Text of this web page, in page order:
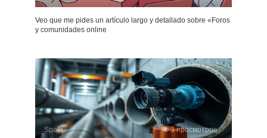
Veo que me pides un artículo largo y detallado sobre «Foros
y comunidades online
Spain 3 просмотров